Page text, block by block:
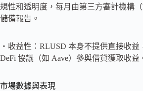
規性和透明度，每月由第三方審計機構
儲備報告。
・收益性：RLUSD 本身不提供直接收益
DeFi 協議（如 Aave）參與借貸獲取收益
市場數據與表現